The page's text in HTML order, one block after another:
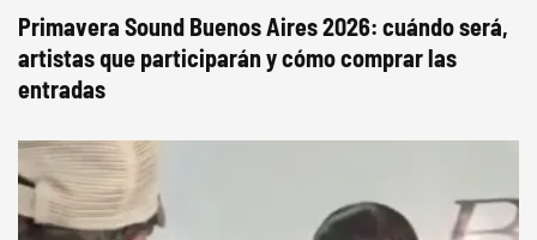
Primavera Sound Buenos Aires 2026: cuándo será,
artistas que participarán y cómo comprar las
entradas